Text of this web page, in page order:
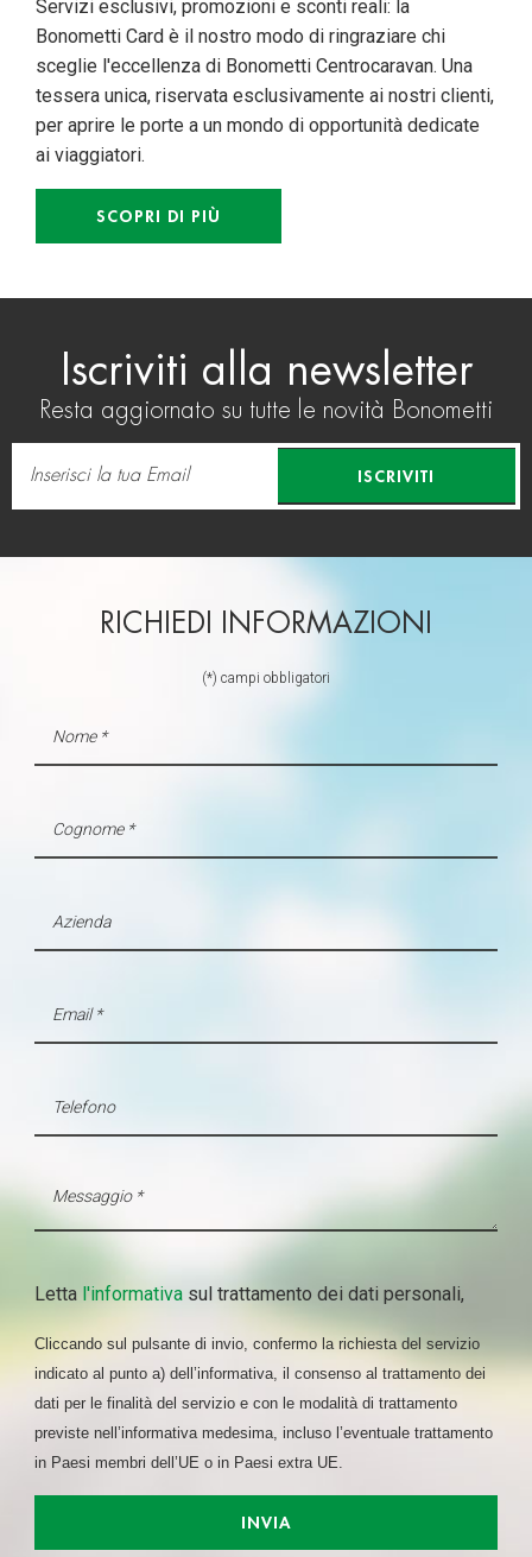
Servizi esclusivi, promozioni e sconti reali: la
Bonometti Card è il nostro modo di ringraziare chi
sceglie l'eccellenza di Bonometti Centrocaravan. Una
tessera unica, riservata esclusivamente ai nostri clienti,
per aprire le porte a un mondo di opportunità dedicate
ai viaggiatori.
SCOPRI DI PIÙ
Iscriviti alla newsletter
Resta aggiornato su tutte le novità Bonometti
ISCRIVITI
RICHIEDI INFORMAZIONI
(*) campi obbligatori
Letta l'informativasul trattamento dei dati personali,
Cliccando sul pulsante di invio, confermo la richiesta del servizio
indicato al punto a) dell’informativa, il consenso al trattamento dei
dati per le finalità del servizio e con le modalità di trattamento
previste nell’informativa medesima, incluso l’eventuale trattamento
in Paesi membri dell’UE o in Paesi extra UE.
INVIA